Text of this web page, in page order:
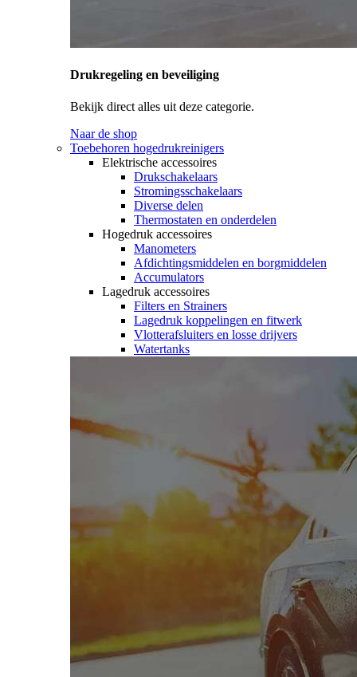
Drukregeling en beveiliging
Bekijk direct alles uit deze categorie.
Naar de shop
Toebehoren hogedrukreinigers
Elektrische accessoires
Drukschakelaars
Stromingsschakelaars
Diverse delen
Thermostaten en onderdelen
Hogedruk accessoires
Manometers
Afdichtingsmiddelen en borgmiddelen
Accumulators
Lagedruk accessoires
Filters en Strainers
Lagedruk koppelingen en fitwerk
Vlotterafsluiters en losse drijvers
Watertanks